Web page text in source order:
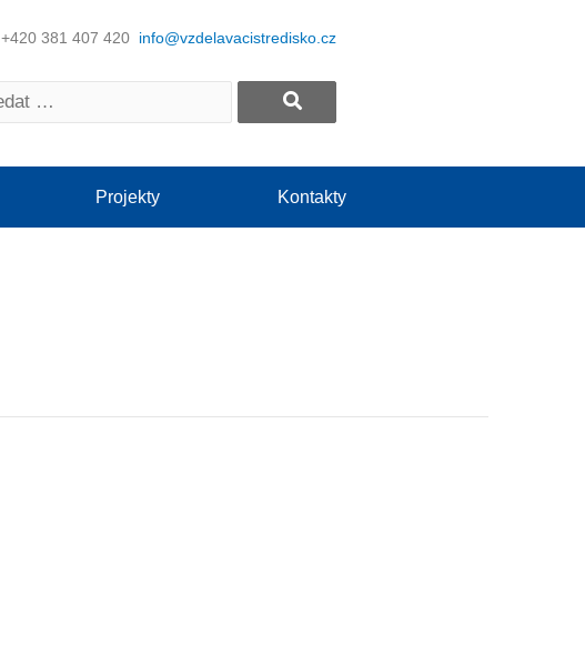
+420 381 407 420 info@vzdelavacistredisko.cz
Projekty Kontakty